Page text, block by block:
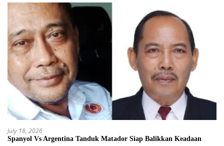
July 18, 2026
Spanyol Vs Argentina Tanduk Matador Siap Balikkan Keadaan